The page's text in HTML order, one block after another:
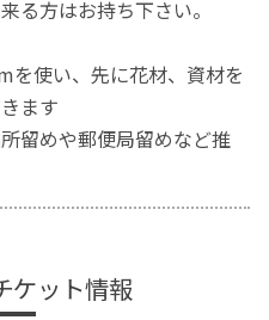
る方はお持ち下さい。
使い、先に花材、資材を
ます
留めや郵便局留めなど推
ケット情報